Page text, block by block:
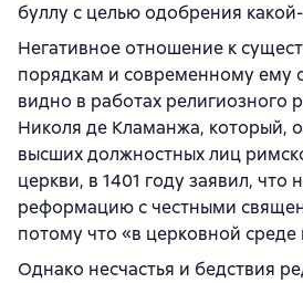
буллу с целью одобрения
Негативное отношение к
порядкам и современному ему
видно в работах религиозного
Николя де Кламанжа, который,
высших должностных лиц
церкви, в 1401 году заявил, что
реформацию с честными
потому что «в церковной
Однако несчастья и бедствия